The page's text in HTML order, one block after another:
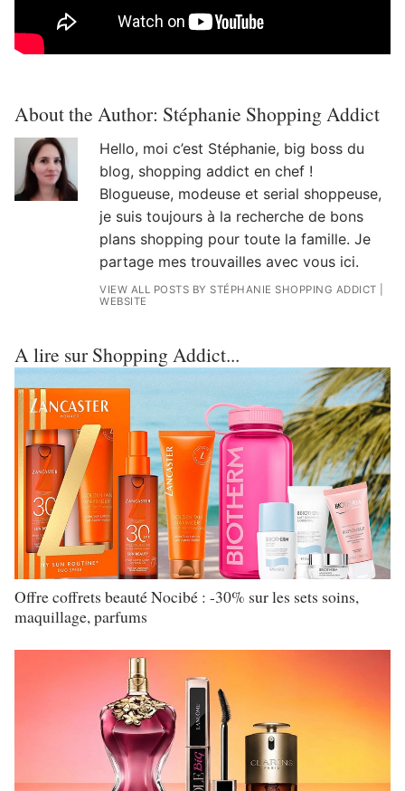
About the Author: Stéphanie Shopping Addict
Hello, moi c’est Stéphanie, big boss du
blog, shopping addict en chef !
Blogueuse, modeuse et serial shoppeuse,
je suis toujours à la recherche de bons
plans shopping pour toute la famille. Je
partage mes trouvailles avec vous ici.
VIEW ALL POSTS BY STÉPHANIE SHOPPING ADDICT
WEBSITE
A lire sur Shopping Addict...
Offre coffrets beauté Nocibé : -30% sur les sets soins,
maquillage, parfums